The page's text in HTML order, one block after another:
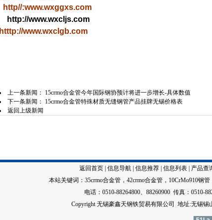
http//:www.wxggxs.com
http://www.wxcljs.com
htttp://www.wxclgb.com
上一条新闻：
15crmo合金管今年国际钢协预计将进一步增长-具体数值
下一条新闻：
15crmo合金管特殊材质无缝钢管产品挂牌无锡价格表
返回上级新闻
返回首页 信息导航 信息推荐 信息列表 产品查
本站关键词： 35crmo合金管 ， 42crmo合金管 ， 10CrMo910钢管
电话：0510-88264800、88260900 传真：0510-
Copyright 无锡豪鑫天钢铁贸易有限公司 地址:无锡锡